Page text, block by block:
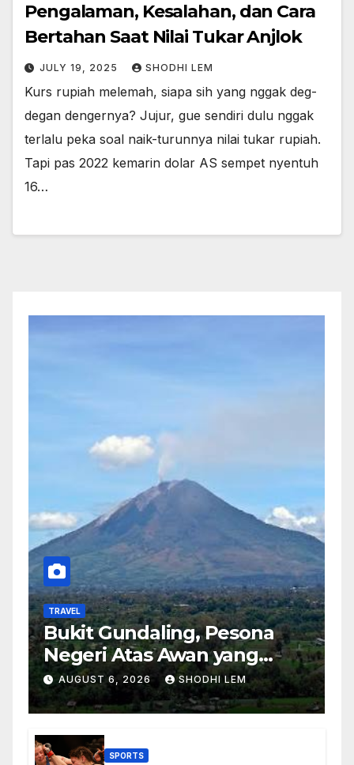
Pengalaman, Kesalahan, dan Cara
Bertahan Saat Nilai Tukar Anjlok
JULY 19, 2025 SHODHI LEM
Kurs rupiah melemah, siapa sih yang nggak deg-
degan dengernya? Jujur, gue sendiri dulu nggak
terlalu peka soal naik-turunnya nilai tukar rupiah.
Tapi pas 2022 kemarin dolar AS sempet nyentuh
16…
TRAVEL
Bukit Gundaling, Pesona
Negeri Atas Awan yang
Menyimpan Keindahan
Alam Berkesan
AUGUST 6, 2026 SHODHI LEM
SPORTS